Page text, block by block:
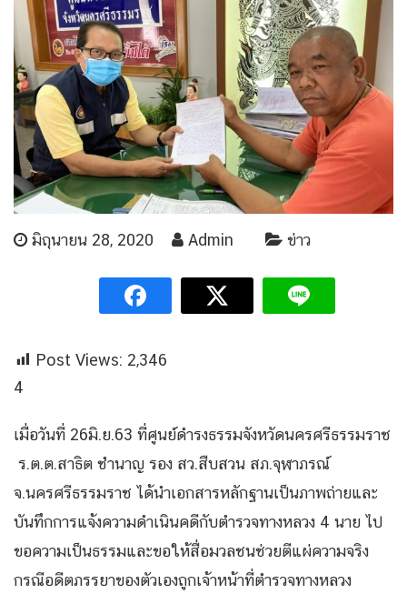
มิถุนายน 28, 2020 Admin ข่าว
Post Views: 2,346
4
เมื่อวันที่ 26มิ.ย.63 ที่ศูนย์ดำรงธรรมจังหวัดนครศรีธรรมราช
ร.ต.ต.สาธิต ชำนาญ รอง สว.สืบสวน สภ.จุฬาภรณ์
จ.นครศรีธรรมราช ได้นำเอกสารหลักฐานเป็นภาพถ่ายและ
บันทึกการแจ้งความดำเนินคดีกับตำรวจทางหลวง 4 นาย ไป
ขอความเป็นธรรมและขอให้สื่อมวลชนช่วยตีแผ่ความจริง
กรณีอดีตภรรยาของตัวเองถูกเจ้าหน้าที่ตำรวจทางหลวง